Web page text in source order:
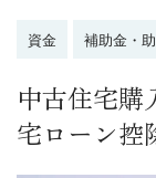
資金 補助金・
中古住宅購
宅ローン控